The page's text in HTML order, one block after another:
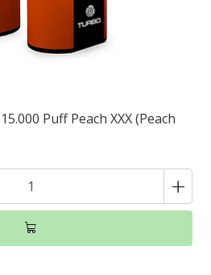
Puff Peach XXX (Peach
+